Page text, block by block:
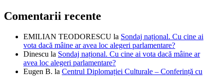
Comentarii recente
EMILIAN TEODORESCU la Sondaj național. Cu cine ai
vota dacă mâine ar avea loc alegeri parlamentare?
Dinescu la Sondaj național. Cu cine ai vota dacă mâine ar
avea loc alegeri parlamentare?
Eugen B. la Centrul Diplomației Culturale – Conferință cu